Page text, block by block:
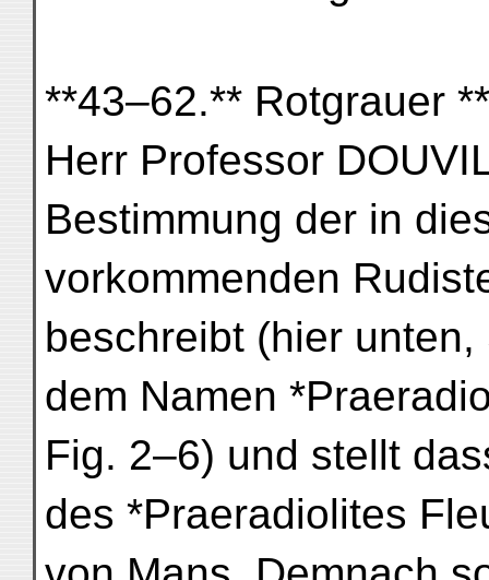
**43–62.** Rotgrauer
Herr Professor
Bestimmung der in
vorkommenden
beschreibt (hier
dem Namen
Fig. 2–6) und stellt
des *Praeradiolites